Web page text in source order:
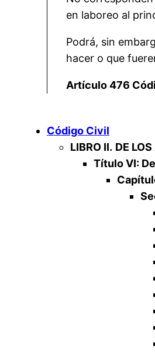
en laboreo al
Podrá, sin
hacer o que
Artículo 476
Código Civil
LIBRO II. DE
Título VI: